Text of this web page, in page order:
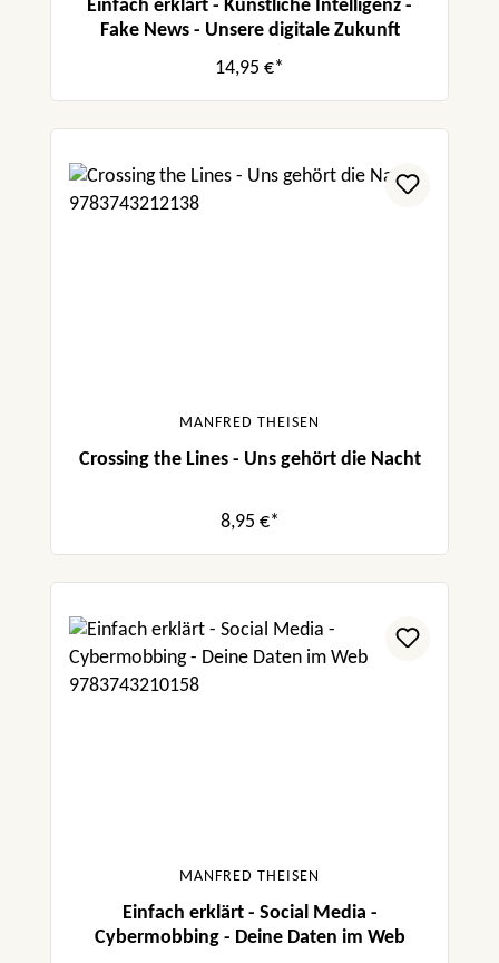
Einfach erklärt - Künstliche Intelligenz -
Fake News - Unsere digitale Zukunft
14,95 €*
MANFRED THEISEN
Crossing the Lines - Uns gehört die Nacht
8,95 €*
MANFRED THEISEN
Einfach erklärt - Social Media -
Cybermobbing - Deine Daten im Web